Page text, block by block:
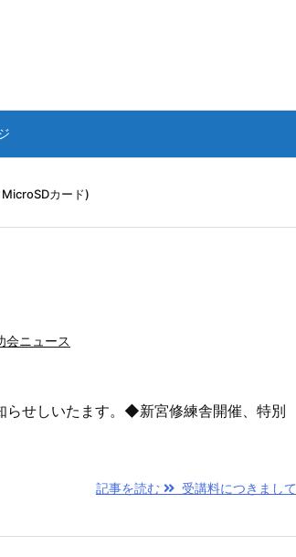
カード)
会ニュース
らせしいたます。◆新宮修練舎開催、特別
記事を読む 受講料につきまして